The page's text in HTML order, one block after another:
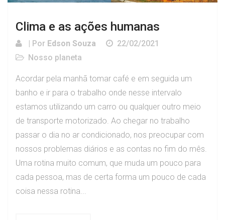
Clima e as ações humanas
| Por Edson Souza
22/02/2021
Nosso planeta
Acordar pela manhã tomar café e em seguida um
banho e ir para o trabalho onde nesse intervalo
estamos utilizando um carro ou qualquer outro meio
de transporte motorizado. Ao chegar no trabalho
passar o dia no ar condicionado, nos preocupar com
nossos problemas diários e as contas no fim do mês.
Uma rotina muito comum, que muda um pouco para
cada pessoa, mas de certa forma um pouco de cada
coisa nessa rotina...